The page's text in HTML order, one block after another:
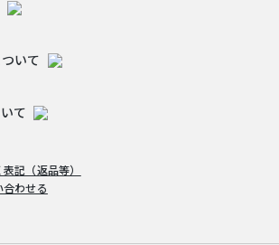
いて
て
記（返品等）
合わせる